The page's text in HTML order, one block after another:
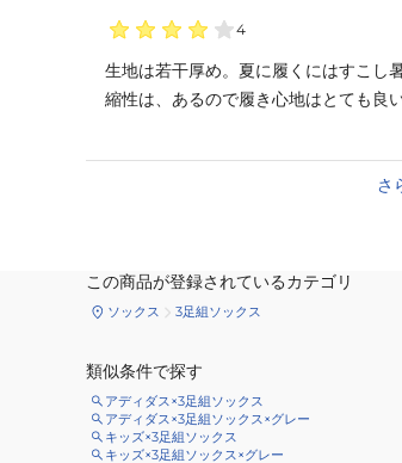
4
生地は若干厚め。夏に履くにはすこし
縮性は、あるので履き心地はとても良い
さ
この商品が登録されているカテゴリ
ソックス 3足組ソックス
類似条件で探す
アディダス×3足組ソックス
アディダス×3足組ソックス×グレー
キッズ×3足組ソックス
キッズ×3足組ソックス×グレー